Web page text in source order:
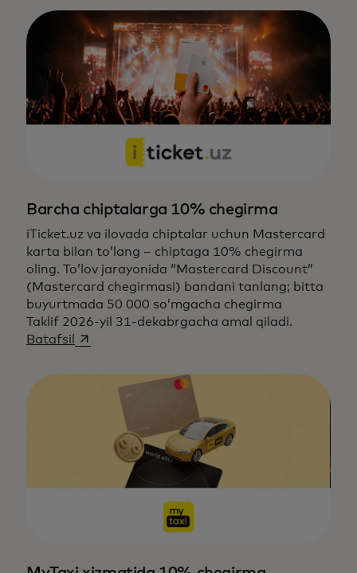
Barcha chiptalarga 10% chegirma
iTicket.uz va ilovada chiptalar uchun Mastercard
karta bilan to’lang – chiptaga 10% chegirma
oling. To’lov jarayonida “Mastercard Discount”
(Mastercard chegirmasi) bandani tanlang; bitta
buyurtmada 50 000 so’mgacha chegirma
Taklif 2026-yil 31-dekabrgacha amal qiladi.
Batafsil
opens in a new tab